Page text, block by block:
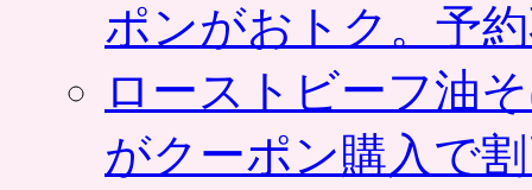
ポンがおトク。予
ローストビーフ油
がクーポン購入で